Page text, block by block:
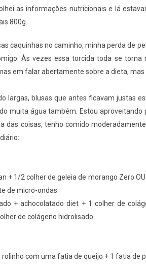
as informações nutricionais e lá
800g.
caquinhas no caminho, minha perda de
Às vezes essa torcida toda se
em falar abertamente sobre a dieta, mas
largas, blusas que antes ficavam justas
muita água também. Estou
das coisas, tenho comido
+ 1/2 colher de geleia de morango Zero
de micro-ondas
+ achocolatado diet + 1 colher de
de colágeno hidrolisado
rolinho com uma fatia de queijo + 1 fatia de